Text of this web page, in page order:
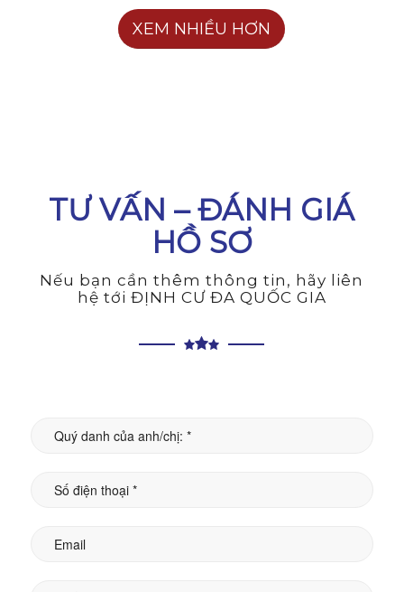
XEM NHIỀU HƠN
TƯ VẤN – ĐÁNH GIÁ
HỒ SƠ
Nếu bạn cần thêm thông tin, hãy liên
hệ tới ĐỊNH CƯ ĐA QUỐC GIA